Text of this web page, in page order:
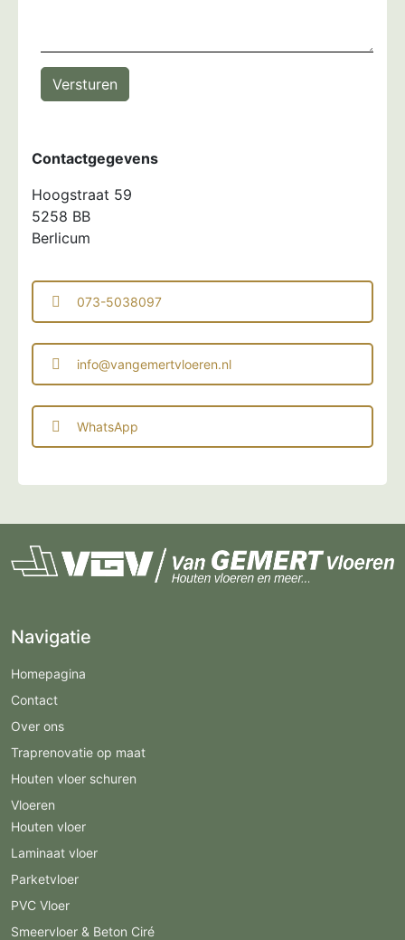
Versturen
Contactgegevens
Hoogstraat 59
5258 BB
Berlicum
073-5038097
info@vangemertvloeren.nl
WhatsApp
Navigatie
Homepagina
Contact
Over ons
Traprenovatie op maat
Houten vloer schuren
Vloeren
Houten vloer
Laminaat vloer
Parketvloer
PVC Vloer
Smeervloer & Beton Ciré